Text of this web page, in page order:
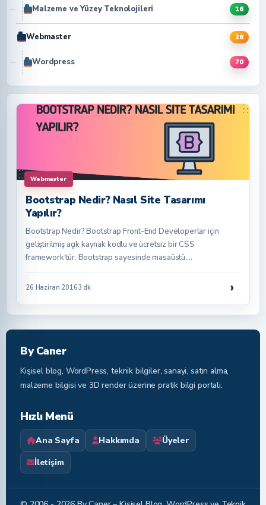
Malzeme ve Yüzey Teknolojileri 16
Webmaster 26
Wordpress 70
Webmaster
Bootstrap Nedir? Nasıl Site Tasarımı
Yapılır?
Bootstrap Nedir? Bootstrap Front-End Developerlar için
geliştirilmiş açık kaynak kodlu ve ücretsiz bir CSS
framework‘tür. Bootstrap sayesinde masaüstü,…
26 Haziran 20163 dk ›
By Caner
Kişisel blog, WordPress, teknik bilgiler, sanayi, satın alma,
malzeme bilgisi ve 3D render üzerine pratik bilgi portalı.
Hızlı Menü
Ana Sayfa Hakkımda
Üyeler
İletişim